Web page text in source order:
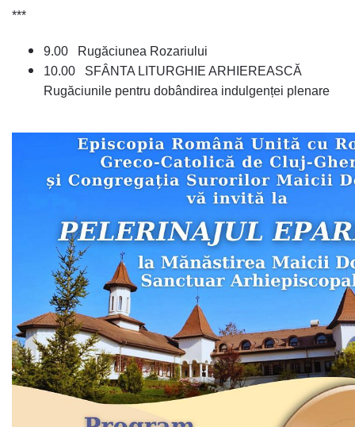
***
9.00 Rugăciunea Rozariului
10.00 SFÂNTA LITURGHIE ARHIEREASCĂ
Rugăciunile pentru dobândirea indulgenței plenare